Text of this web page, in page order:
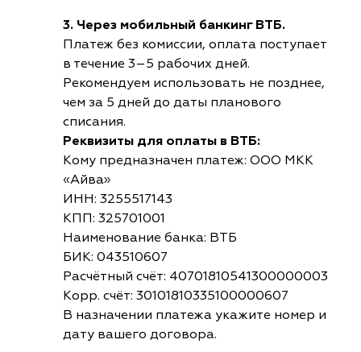
3. Через мобильный банкинг ВТБ.
Платеж без комиссии, оплата поступает
в течение 3–5 рабочих дней.
Рекомендуем использовать не позднее,
чем за 5 дней до даты планового
списания.
Реквизиты для оплаты в ВТБ:
Кому предназначен платеж: ООО МКК
«Айва»
ИНН: 3255517143
КПП: 325701001
Наименование банка: ВТБ
БИК: 043510607
Расчётный счёт: 40701810541300000003
Корр. счёт: 30101810335100000607
В назначении платежа укажите номер и
дату вашего договора.